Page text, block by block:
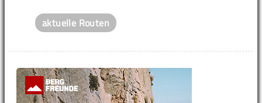
aktuelle Routen